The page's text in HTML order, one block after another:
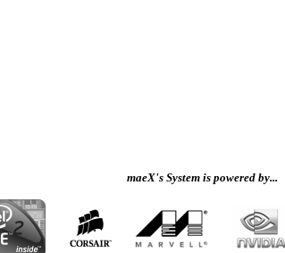
maeX's System is powered by...